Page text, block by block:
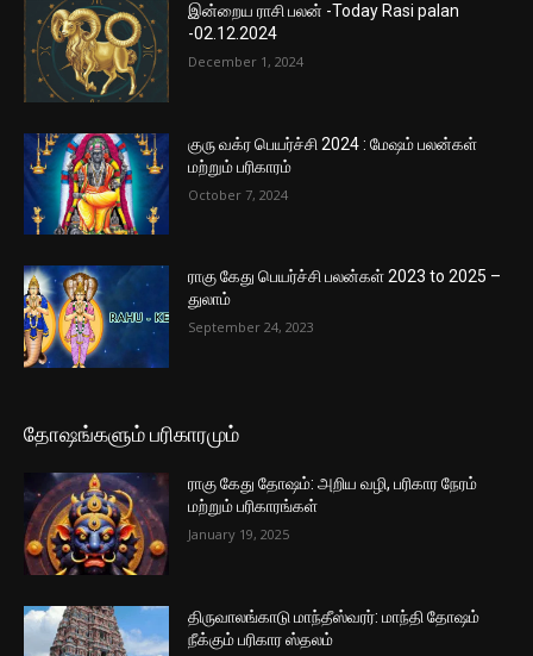
இன்றைய ராசி பலன் -Today Rasi palan
-02.12.2024
December 1, 2024
குரு வக்ர பெயர்ச்சி 2024 : மேஷம் பலன்கள்
மற்றும் பரிகாரம்
October 7, 2024
ராகு கேது பெயர்ச்சி பலன்கள் 2023 to 2025 –
துலாம்
September 24, 2023
தோஷங்களும் பரிகாரமும்
ராகு கேது தோஷம்: அறிய வழி, பரிகார நேரம்
மற்றும் பரிகாரங்கள்
January 19, 2025
திருவாலங்காடு மாந்தீஸ்வரர்: மாந்தி தோஷம்
நீக்கும் பரிகார ஸ்தலம்